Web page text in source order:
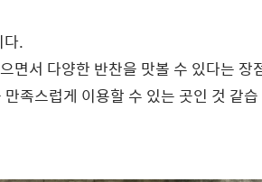
다.
면서 다양한 반찬을 맛볼 수 있다는 장
족스럽게 이용할 수 있는 곳인 것 같습